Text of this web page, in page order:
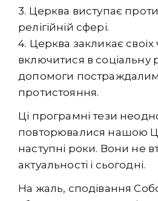
3. Церква виступає
релігійній сфері.
4. Церква закликає своїх
включитися в соціальну
допомоги
протистояння.
Ці програмні тези
повторювалися нашою
наступні роки. Вони не
актуальності і сьогодні.
На жаль, сподівання